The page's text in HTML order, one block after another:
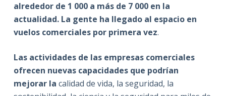
alrededor de 1 000 a más de 7 000 en la
actualidad. La gente ha llegado al espacio en
vuelos comerciales por primera vez.
Las actividades de las empresas comerciales
ofrecen nuevas capacidades que podrían
mejorar la calidad de vida, la seguridad, la